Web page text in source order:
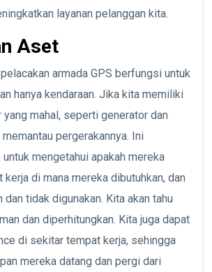
layanan pelanggan kita.
Aset
armada GPS berfungsi untuk
hanya kendaraan. Jika kita memiliki
mahal, seperti generator dan
pergerakannya. Ini
mengetahui apakah mereka
di mana mereka dibutuhkan, dan
tidak digunakan. Kita akan tahu
dan diperhitungkan. Kita juga dapat
di sekitar tempat kerja, sehingga
mereka datang dan pergi dari